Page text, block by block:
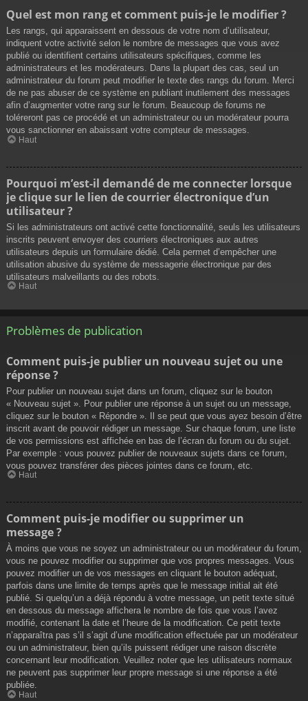
Quel est mon rang et comment puis-je le modifier ?
Les rangs, qui apparaissent en dessous de votre nom d’utilisateur,
indiquent votre activité selon le nombre de messages que vous avez
publié ou identifient certains utilisateurs spécifiques, comme les
administrateurs et les modérateurs. Dans la plupart des cas, seul un
administrateur du forum peut modifier le texte des rangs du forum. Merci
de ne pas abuser de ce système en publiant inutilement des messages
afin d’augmenter votre rang sur le forum. Beaucoup de forums ne
toléreront pas ce procédé et un administrateur ou un modérateur pourra
vous sanctionner en abaissant votre compteur de messages.
Haut
Pourquoi m’est-il demandé de me connecter lorsque
je clique sur le lien de courrier électronique d’un
utilisateur ?
Si les administrateurs ont activé cette fonctionnalité, seuls les utilisateurs
inscrits peuvent envoyer des courriers électroniques aux autres
utilisateurs depuis un formulaire dédié. Cela permet d’empêcher une
utilisation abusive du système de messagerie électronique par des
utilisateurs malveillants ou des robots.
Haut
Problèmes de publication
Comment puis-je publier un nouveau sujet ou une
réponse ?
Pour publier un nouveau sujet dans un forum, cliquez sur le bouton
« Nouveau sujet ». Pour publier une réponse à un sujet ou un message,
cliquez sur le bouton « Répondre ». Il se peut que vous ayez besoin d’être
inscrit avant de pouvoir rédiger un message. Sur chaque forum, une liste
de vos permissions est affichée en bas de l’écran du forum ou du sujet.
Par exemple : vous pouvez publier de nouveaux sujets dans ce forum,
vous pouvez transférer des pièces jointes dans ce forum, etc.
Haut
Comment puis-je modifier ou supprimer un
message ?
À moins que vous ne soyez un administrateur ou un modérateur du forum,
vous ne pouvez modifier ou supprimer que vos propres messages. Vous
pouvez modifier un de vos messages en cliquant le bouton adéquat,
parfois dans une limite de temps après que le message initial ait été
publié. Si quelqu’un a déjà répondu à votre message, un petit texte situé
en dessous du message affichera le nombre de fois que vous l’avez
modifié, contenant la date et l’heure de la modification. Ce petit texte
n’apparaîtra pas s’il s’agit d’une modification effectuée par un modérateur
ou un administrateur, bien qu’ils puissent rédiger une raison discrète
concernant leur modification. Veuillez noter que les utilisateurs normaux
ne peuvent pas supprimer leur propre message si une réponse a été
publiée.
Haut